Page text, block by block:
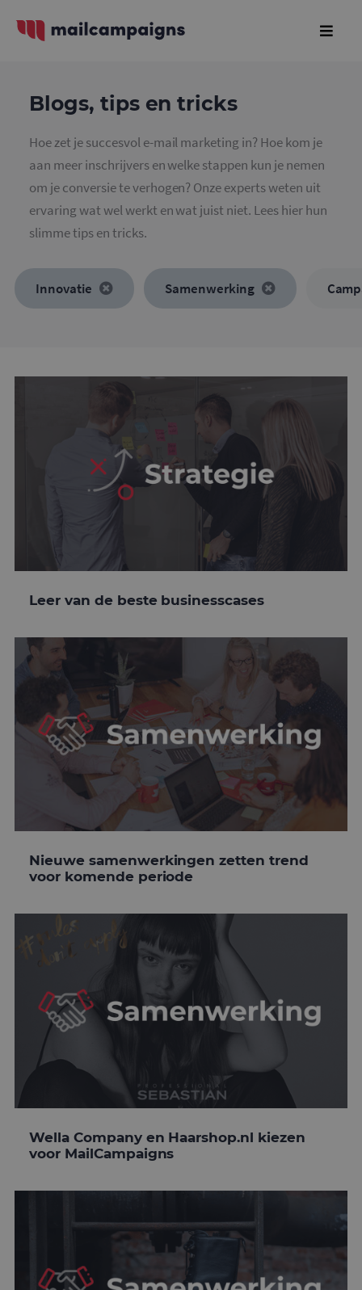
Blogs, tips en tricks
Hoe zet je succesvol e-mail marketing in? Hoe kom je
aan meer inschrijvers en welke stappen kun je nemen
om je conversie te verhogen? Onze experts weten uit
ervaring wat wel werkt en wat juist niet. Lees hier hun
slimme tips en tricks.
Innovatie Samenwerking
Leer van de beste businesscases
Nieuwe samenwerkingen zetten trend
voor komende periode
Wella Company en Haarshop.nl kiezen
voor MailCampaigns